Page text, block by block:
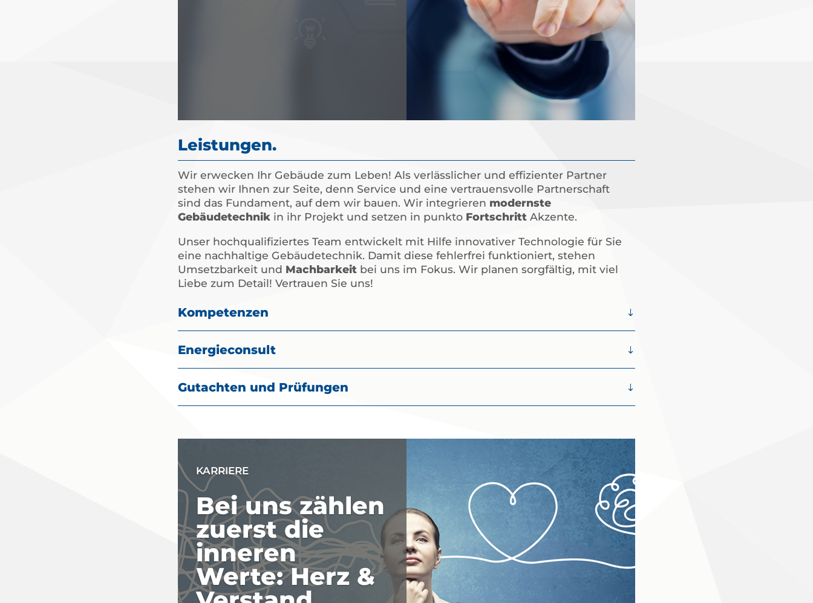
Leistungen.
Wir erwecken Ihr Gebäude zum Leben! Als verlässlicher und effizienter Partner
stehen wir Ihnen zur Seite, denn Service und eine vertrauensvolle Partnerschaft
sind das Fundament, auf dem wir bauen. Wir integrieren modernste
Gebäudetechnik in ihr Projekt und setzen in punkto Fortschritt Akzente.
Unser hochqualifiziertes Team entwickelt mit Hilfe innovativer Technologie für Sie
eine nachhaltige Gebäudetechnik. Damit diese fehlerfrei funktioniert, stehen
Umsetzbarkeit und Machbarkeit bei uns im Fokus. Wir planen sorgfältig, mit viel
Liebe zum Detail! Vertrauen Sie uns!
Kompetenzen
Energieconsult
Gutachten und Prüfungen
KARRIERE
Bei uns zählen
zuerst die
inneren
Werte: Herz &